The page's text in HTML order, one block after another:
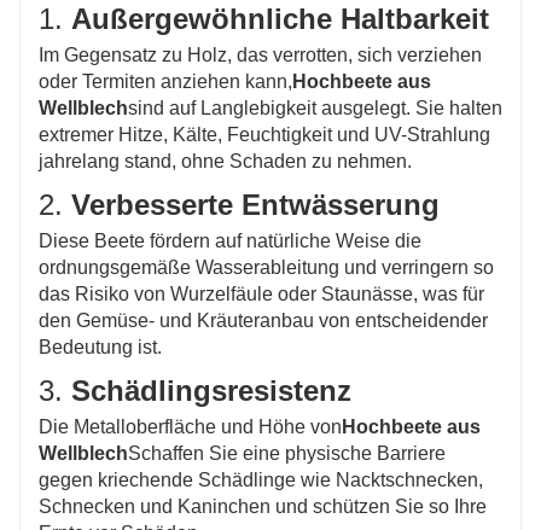
1. Außergewöhnliche Haltbarkeit
Im Gegensatz zu Holz, das verrotten, sich verziehen
oder Termiten anziehen kann, Hochbeete aus
Wellblechsind auf Langlebigkeit ausgelegt. Sie halten
extremer Hitze, Kälte, Feuchtigkeit und UV-Strahlung
jahrelang stand, ohne Schaden zu nehmen.
2. Verbesserte Entwässerung
Diese Beete fördern auf natürliche Weise die
ordnungsgemäße Wasserableitung und verringern so
das Risiko von Wurzelfäule oder Staunässe, was für
den Gemüse- und Kräuteranbau von entscheidender
Bedeutung ist.
3. Schädlingsresistenz
Die Metalloberfläche und Höhe von Hochbeete aus
WellblechSchaffen Sie eine physische Barriere
gegen kriechende Schädlinge wie Nacktschnecken,
Schnecken und Kaninchen und schützen Sie so Ihre